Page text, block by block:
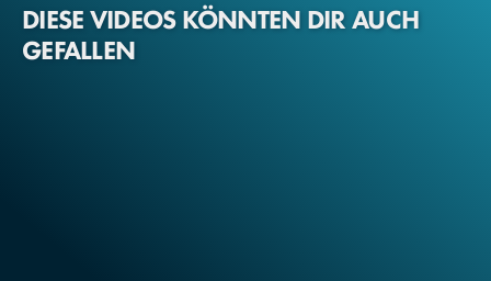
DIESE VIDEOS KÖNNTEN DIR AUCH
GEFALLEN